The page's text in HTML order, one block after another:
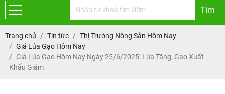
Tìm
Trang chủ Tin tức
Thị Trường Nông Sản Hôm Nay
Giá Lúa Gạo Hôm Nay
Giá Lúa Gạo Hôm Nay Ngày 25/6/2025: Lúa Tăng, Gạo Xuất
Khẩu Giảm